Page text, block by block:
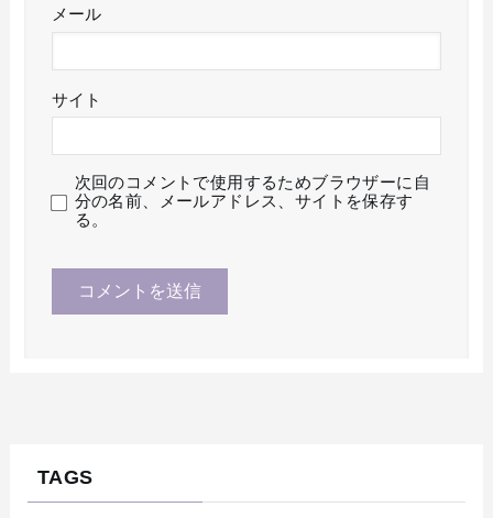
メール
サイト
次回のコメントで使用するためブラウザーに自
分の名前、メールアドレス、サイトを保存す
る。
TAGS